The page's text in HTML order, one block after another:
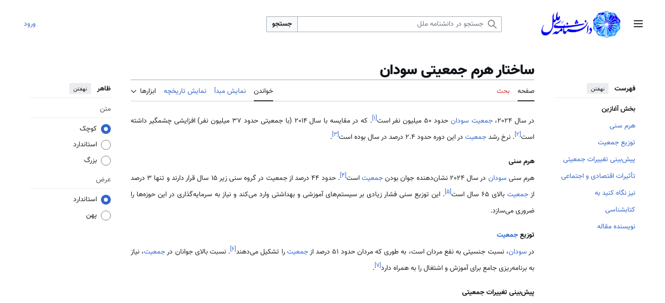
منوی اصلی جستجو ورود
فهرست نهفتن
بخش آغازین
هرم سنی
توزیع جمعیت
پیش‌بینی تغییرات جمعیتی
تأثیرات اقتصادی و اجتماعی
نیز نگاه کنید به
کتابشناسی
نویسنده مقاله
ساختار هرم جمعیتی سودان
صفحه بحث خواندن نمایش مبدأ نمایش تاریخچه ابزارها ظاهر نهفتن
متن
کوچک
استاندارد
بزرگ
عرض
استاندارد
پهن
در سال 2024، جمعیت سودان حدود 50 میلیون نفر است [۱]
. که در مقایسه با سال 2014 (با جمعیتی حدود 37 میلیون نفر) افزایشی چشمگیر داشته
است[۲]. نرخ رشدجمعیت در این دوره حدود 2.4 درصد در سال بوده است [۳]
.
هرم سنی
هرم سنی سودان در سال 2024 نشان‌دهنده جوان بودن جمعیتاست[۴]
. حدود 44 درصد از جمعیت در گروه سنی زیر 15 سال قرار دارند و تنها 3 درصد
ازجمعیت بالای 65 سال است [۵]. این توزیع سنی فشار زیادی بر سیستم‌های آموزشی و بهداشتی وارد می‌کند و نیاز به سرمایه‌گذاری در این حوزه‌ها را
ضروری می‌سازد.
توزیعجمعیت
درسودان، نسبت جنسیتی به نفع مردان است، به طوری که مردان حدود 51 درصد از جمعیترا تشکیل می‌دهند[۶]. نسبت بالای جوانان درجمعیت، نیاز
به برنامه‌ریزی جامع برای آموزش و اشتغال را به همراه دارد[۷]
.
پیش‌بینی تغییرات جمعیتی